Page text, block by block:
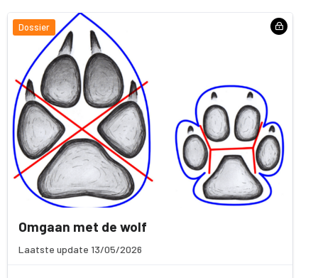
Dossier
Omgaan met de wolf
Laatste update 13/05/2026